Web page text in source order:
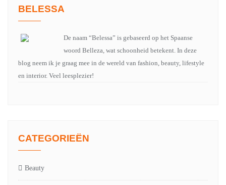
BELESSA
De naam “Belessa” is gebaseerd op het Spaanse
woord Belleza, wat schoonheid betekent. In deze
blog neem ik je graag mee in de wereld van fashion, beauty, lifestyle
en interior. Veel leesplezier!
CATEGORIEËN
Beauty